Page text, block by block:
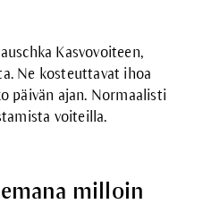
Kasvovoiteen,
Ne kosteuttavat ihoa
päivän ajan. Normaalisti
voiteilla.
milloin